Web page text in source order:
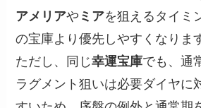
アメリアや ミアを狙えるタイミ
の宝庫より優先しやすくなりま
ただし、同じ幸運宝庫でも、通
ラグメント狙いは必要ダイヤに